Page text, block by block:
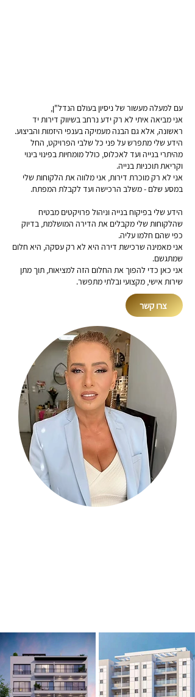
עם למעלה מעשור של ניסיון בעולם הנדל"ן,
אני מביאה איתי לא רק ידע נרחב בשיווק דירות יד
ראשונה, אלא גם הבנה מעמיקה בענפי היזמות והביצוע.
הידע שלי מתפרש על פני כל שלבי הפרויקט, החל
מהיתרי בנייה ועד לאכלוס, כולל מומחיות בפינוי בינוי
וקריאת תוכניות בנייה.
אני לא רק מוכרת דירות, אני מלווה את הלקוחות שלי
במסע שלם - משלב הרכישה ועד לקבלת המפתח.
הידע שלי בפיקוח בנייה וניהול פרויקטים מבטיח
שהלקוחות שלי מקבלים את הדירה המושלמת, בדיוק
כפי שהם חלמו עליה.
אני מאמינה שרכישת דירה היא לא רק עסקה, היא חלום
שמתגשם.
אני כאן כדי להפוך את החלום הזה למציאות, תוך מתן
שירות אישי, מקצועי ובלתי מתפשר.
צרו קשר